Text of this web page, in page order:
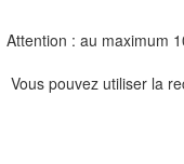
Attention : au maximum
Vous pouvez utiliser la